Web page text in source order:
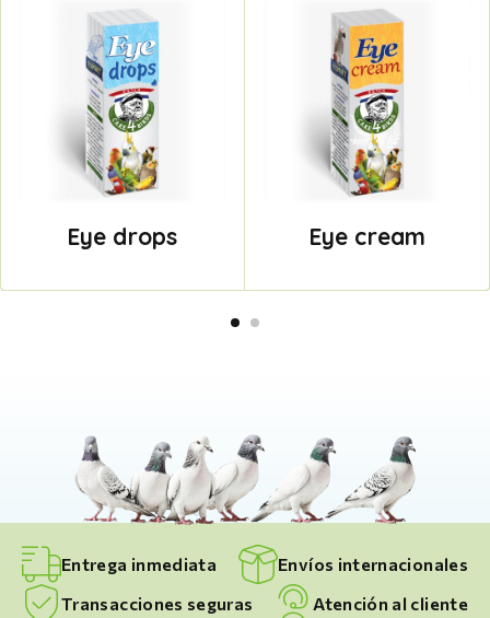
Eye drops Eye cream
Entrega inmediata
Envíos internacionales
Transacciones seguras
Atención al cliente